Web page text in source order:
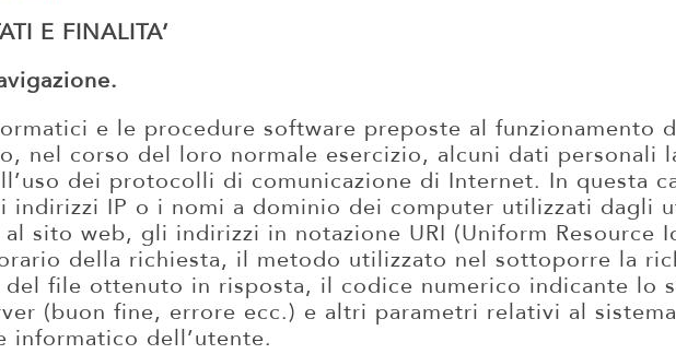
E FINALITA’
e le procedure software preposte al funzionamento
nel corso del loro normale esercizio, alcuni dati personali
dei protocolli di comunicazione di Internet. In questa
indirizzi IP o i nomi a dominio dei computer utilizzati dagli
sito web, gli indirizzi in notazione URI (Uniform Resource
della richiesta, il metodo utilizzato nel sottoporre la
del file ottenuto in risposta, il codice numerico indicante lo
(buon fine, errore ecc.) e altri parametri relativi al
informatico dell’utente.